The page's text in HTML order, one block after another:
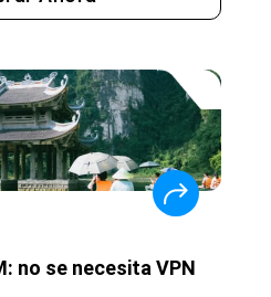
no se necesita VPN